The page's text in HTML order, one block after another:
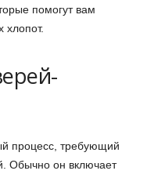
помогут вам
хлопот.
процесс, требующий
Обычно он включает